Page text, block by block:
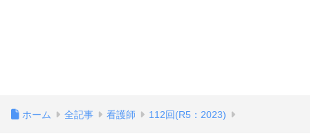
ホーム 全記事 看護師 112回(R5：2023)